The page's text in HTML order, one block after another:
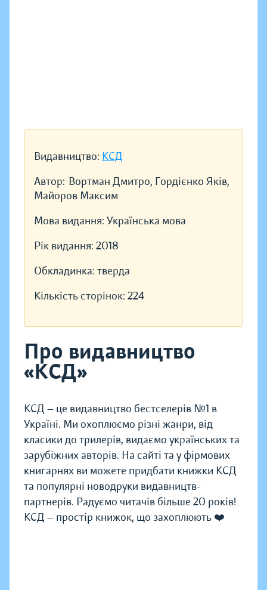
Видавництво: КСД
Автор: Вортман Дмитро, Гордієнко Яків,
Майоров Максим
Мова видання: Українська мова
Рік видання: 2018
Обкладинка: тверда
Кількість сторінок: 224
Про видавництво
«КСД»
КСД — це видавництво бестселерів №1 в
Україні. Ми охоплюємо різні жанри, від
класики до трилерів, видаємо українських та
зарубіжних авторів. На сайті та у фірмових
книгарнях ви можете придбати книжки КСД
та популярні новодруки видавництв-
партнерів. Радуємо читачів більше 20 років!
КСД — простір книжок, що захоплюють ❤️